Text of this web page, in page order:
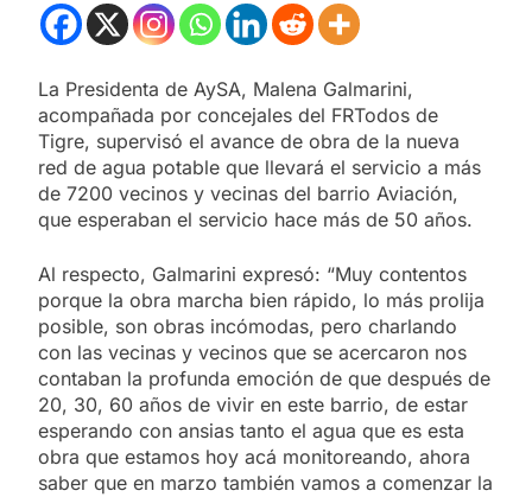
La Presidenta de AySA, Malena Galmarini,
acompañada por concejales del FRTodos de
Tigre, supervisó el avance de obra de la nueva
red de agua potable que llevará el servicio a más
de 7200 vecinos y vecinas del barrio Aviación,
que esperaban el servicio hace más de 50 años.
Al respecto, Galmarini expresó: “Muy contentos
porque la obra marcha bien rápido, lo más prolija
posible, son obras incómodas, pero charlando
con las vecinas y vecinos que se acercaron nos
contaban la profunda emoción de que después de
20, 30, 60 años de vivir en este barrio, de estar
esperando con ansias tanto el agua que es esta
obra que estamos hoy acá monitoreando, ahora
saber que en marzo también vamos a comenzar la